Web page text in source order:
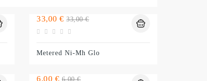
Preço
33,00 € Preço
normal
33,00 €
Metered Ni-Mh Glo
Preço
6,00 € Preço
6,00 €